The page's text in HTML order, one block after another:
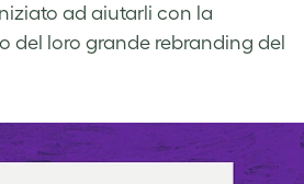
ad aiutarli con la
del loro grande rebranding del